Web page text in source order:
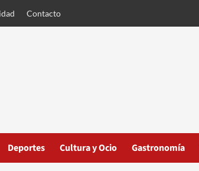
Contacto
Deportes Cultura y Ocio Gastronomía